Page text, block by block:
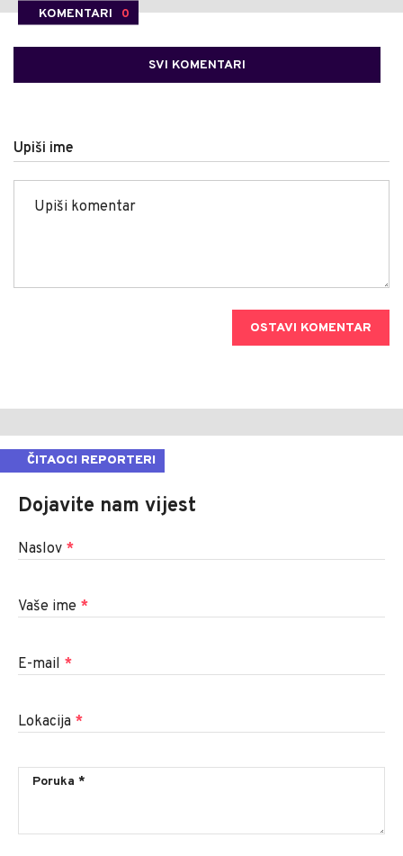
KOMENTARI 0
SVI KOMENTARI
Upiši ime
OSTAVI KOMENTAR
ČITAOCI REPORTERI
Dojavite nam vijest
Naslov *
Vaše ime *
E-mail *
Lokacija *